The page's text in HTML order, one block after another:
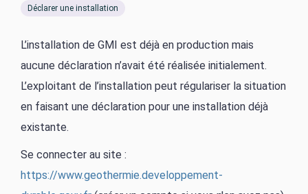
Déclarer une installation
L’installation de GMI est déjà en production mais
aucune déclaration n’avait été réalisée initialement.
L’exploitant de l’installation peut régulariser la situation
en faisant une déclaration pour une installation déjà
existante.
Se connecter au site :
https://www.geothermie.developpement-